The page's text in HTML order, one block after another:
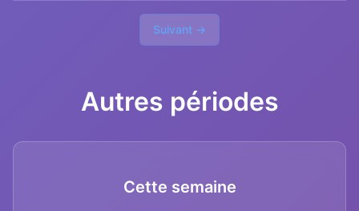
Suivant →
Autres périodes
Cette semaine